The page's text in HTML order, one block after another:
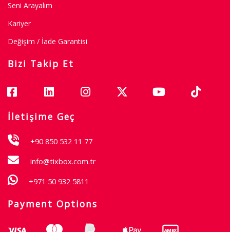
Seni Arayalım
Kariyer
Değişim / İade Garantisi
Bizi Takip Et
İletişime Geç
+90 850 532 11 77
info@tixbox.com.tr
+971 50 932 5811
Payment Options